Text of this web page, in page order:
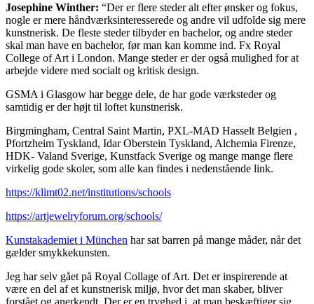
Josephine Winther: “Der er flere steder alt efter ønsker og fokus,
nogle er mere håndværksinteresserede og andre vil udfolde sig mere
kunstnerisk. De fleste steder tilbyder en bachelor, og andre steder
skal man have en bachelor, før man kan komme ind. Fx Royal
College of Art i London. Mange steder er der også mulighed for at
arbejde videre med socialt og kritisk design.
GSMA i Glasgow har begge dele, de har gode værksteder og
samtidig er der højt til loftet kunstnerisk.
Birgmingham, Central Saint Martin, PXL-MAD Hasselt Belgien ,
Pfortzheim Tyskland, Idar Oberstein Tyskland, Alchemia Firenze,
HDK- Valand Sverige, Kunstfack Sverige og mange mange flere
virkelig gode skoler, som alle kan findes i nedenstående link.
https://klimt02.net/institutions/schools
https://artjewelryforum.org/schools/
Kunstakademiet i München har sat barren på mange måder, når det
gælder smykkekunsten.
Jeg har selv gået på Royal Collage of Art. Det er inspirerende at
være en del af et kunstnerisk miljø, hvor det man skaber, bliver
forstået og anerkendt. Der er en tryghed i, at man beskæftiger sig